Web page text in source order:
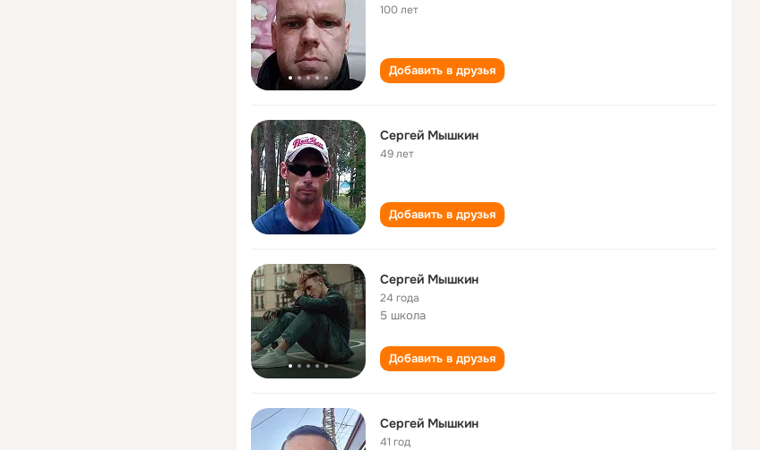
100 лет
Добавить в друзья
Сергей Мышкин
49 лет
Добавить в друзья
Сергей Мышкин
24 года
5 школа
Добавить в друзья
Сергей Мышкин
41 год